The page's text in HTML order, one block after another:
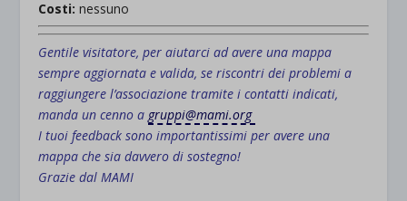
Costi: nessuno
Gentile visitatore, per aiutarci ad avere una mappa
sempre aggiornata e valida, se riscontri dei problemi a
raggiungere l’associazione tramite i contatti indicati,
manda un cenno a gruppi@mami.org
I tuoi feedback sono importantissimi per avere una
mappa che sia davvero di sostegno!
Grazie dal MAMI